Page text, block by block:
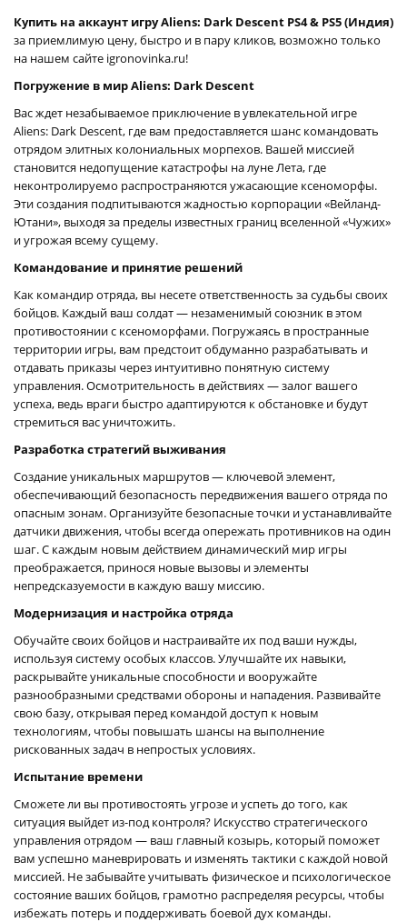
Купить на аккаунт игру Aliens: Dark Descent PS4 & PS5 (Индия)
за приемлимую цену, быстро и в пару кликов, возможно только
на нашем сайте igronovinka.ru!
Погружение в мир Aliens: Dark Descent
Вас ждет незабываемое приключение в увлекательной игре
Aliens: Dark Descent, где вам предоставляется шанс командовать
отрядом элитных колониальных морпехов. Вашей миссией
становится недопущение катастрофы на луне Лета, где
неконтролируемо распространяются ужасающие ксеноморфы.
Эти создания подпитываются жадностью корпорации «Вейланд-
Ютани», выходя за пределы известных границ вселенной «Чужих»
и угрожая всему сущему.
Командование и принятие решений
Как командир отряда, вы несете ответственность за судьбы своих
бойцов. Каждый ваш солдат — незаменимый союзник в этом
противостоянии с ксеноморфами. Погружаясь в пространные
территории игры, вам предстоит обдуманно разрабатывать и
отдавать приказы через интуитивно понятную систему
управления. Осмотрительность в действиях — залог вашего
успеха, ведь враги быстро адаптируются к обстановке и будут
стремиться вас уничтожить.
Разработка стратегий выживания
Создание уникальных маршрутов — ключевой элемент,
обеспечивающий безопасность передвижения вашего отряда по
опасным зонам. Организуйте безопасные точки и устанавливайте
датчики движения, чтобы всегда опережать противников на один
шаг. С каждым новым действием динамический мир игры
преображается, принося новые вызовы и элементы
непредсказуемости в каждую вашу миссию.
Модернизация и настройка отряда
Обучайте своих бойцов и настраивайте их под ваши нужды,
используя систему особых классов. Улучшайте их навыки,
раскрывайте уникальные способности и вооружайте
разнообразными средствами обороны и нападения. Развивайте
свою базу, открывая перед командой доступ к новым
технологиям, чтобы повышать шансы на выполнение
рискованных задач в непростых условиях.
Испытание времени
Сможете ли вы противостоять угрозе и успеть до того, как
ситуация выйдет из-под контроля? Искусство стратегического
управления отрядом — ваш главный козырь, который поможет
вам успешно маневрировать и изменять тактики с каждой новой
миссией. Не забывайте учитывать физическое и психологическое
состояние ваших бойцов, грамотно распределяя ресурсы, чтобы
избежать потерь и поддерживать боевой дух команды.